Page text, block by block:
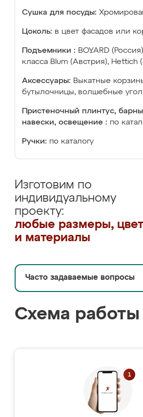
Сушка для посуды:
Цоколь: в цвет фасадов или
Подъемники : BOYARD
класса Blum (Австрия), Hettich
Аксессуары: Выкатные
бутылочницы, волшебные
Пристеночный плинтус,
навески, освещение : по
Ручки: по каталогу
Изготовим по
индивидуальному
проекту:
любые размеры,
и материалы
Часто задаваемые вопросы
Схема работы